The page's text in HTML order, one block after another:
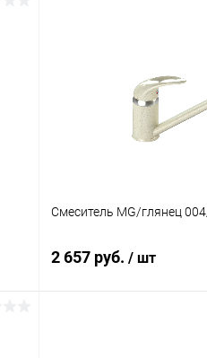
Смеситель MG/глянец
2 657 руб. / шт